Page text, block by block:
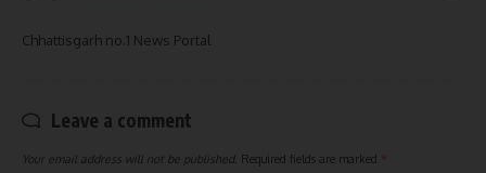
Chhattisgarh no.1 News Portal
Leave a comment
Your email address will not be published. Required fields are marked *